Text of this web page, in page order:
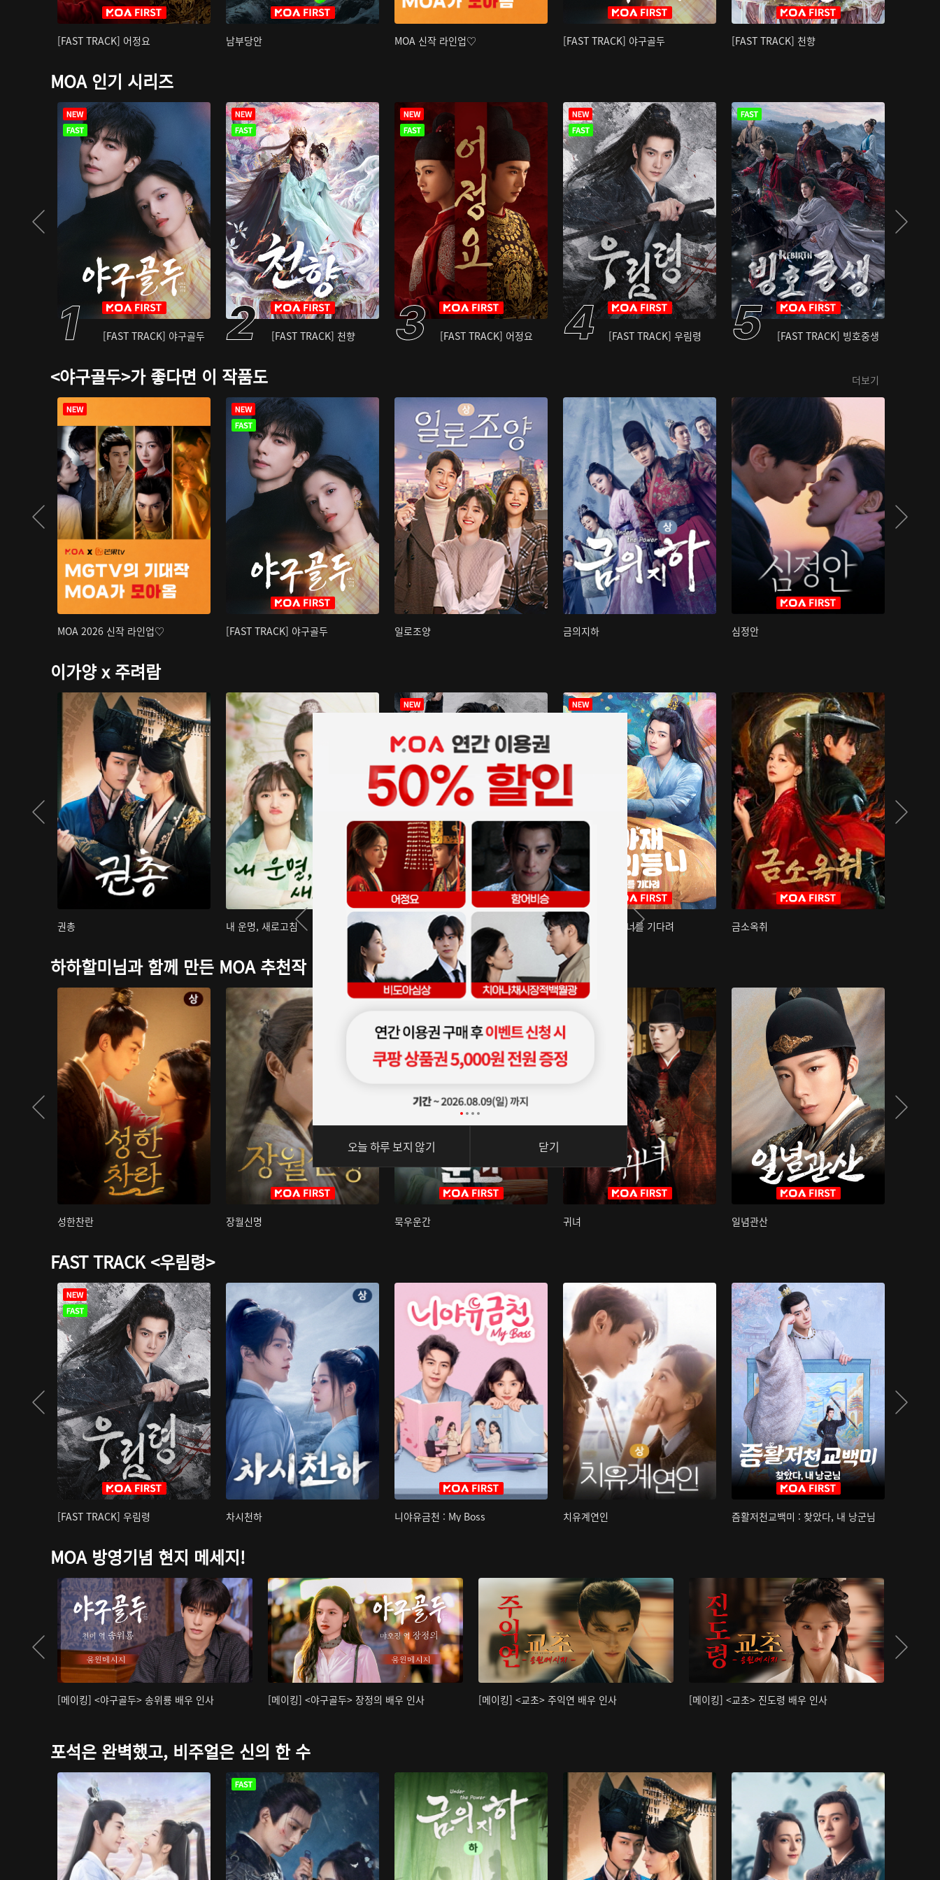
[FAST TRACK] 어정요 남부당안 MOA 신작 라인업♡ [FAST TRACK] 야구골두 [FAST TRACK] 천향
MOA 인기 시리즈
[FAST TRACK] 야구골두 [FAST TRACK] 천향 [FAST TRACK] 어정요 [FAST TRACK] 우림령 [FAST TRACK] 빙호중생
<야구골두>가 좋다면 이 작품도 더보기
MOA 2026 신작 라인업♡ [FAST TRACK] 야구골두 일로조양 금의지하 심정안
이가양 x 주려람
권총 내 운명, 새로고침 아재저리등니 : 너를 기다려 금소옥취
하하할미님과 함께 만든 MOA 추천작
성한찬란 장월신명 묵우운간 귀녀 일념관산
FAST TRACK <우림령>
[FAST TRACK] 우림령 차시천하 니야유금천 : My Boss 치유계연인 즘활저천교백미 : 찾았다, 내 낭군님
MOA 방영기념 현지 메세지!
[메이킹] <야구골두> 송위룡 배우 인사 [메이킹] <야구골두> 장정의 배우 인사 [메이킹] <교초> 주익연 배우 인사 [메이킹] <교초> 진도령 배우 인사
포석은 완벽했고, 비주얼은 신의 한 수
오늘 하루 보지 않기 닫기